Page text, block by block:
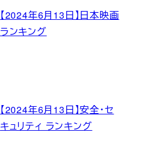
【2024年6月13日】日本映画
ランキング
【2024年6月13日】安全・セ
キュリティ ランキング